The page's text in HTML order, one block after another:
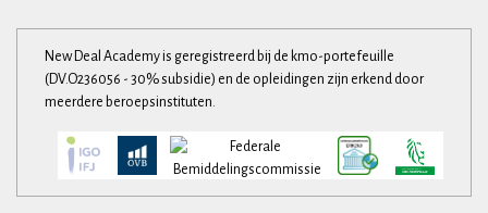
New Deal Academy is geregistreerd bij de kmo-portefeuille
(DV.O236056 - 30% subsidie) en de opleidingen zijn erkend door
meerdere beroepsinstituten.